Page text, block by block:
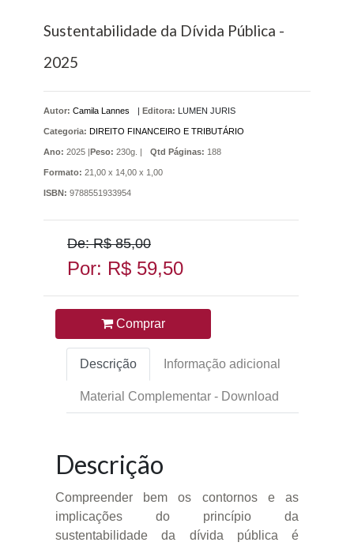
Sustentabilidade da Dívida Pública -
2025
Autor: Camila Lannes Editora: LUMEN JURIS
Categoria: DIREITO FINANCEIRO E TRIBUTÁRIO
Ano: 2025 | Peso: 230g. | Qtd Páginas: 188
Formato: 21,00 x 14,00 x 1,00
ISBN: 9788551933954
De: R$ 85,00
Por: R$ 59,50
Comprar
Descrição Informação adicional
Material Complementar - Download
Descrição
Compreender bem os contornos e as
implicações do princípio da
sustentabilidade da dívida pública é